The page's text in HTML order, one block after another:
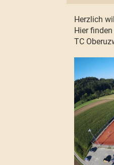
Herzlich
Hier
TC